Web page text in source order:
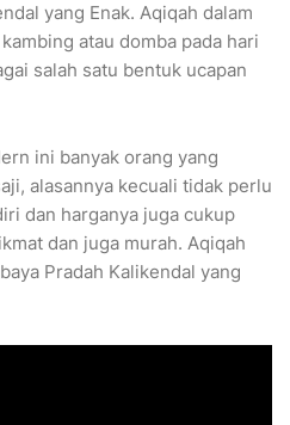
yang Enak. Aqiqah dalam
atau domba pada hari
salah satu bentuk ucapan
ini banyak orang yang
alasannya kecuali tidak perlu
dan harganya juga cukup
dan juga murah. Aqiqah
Pradah Kalikendal yang